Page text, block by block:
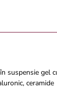
suspensie gel
ceramide